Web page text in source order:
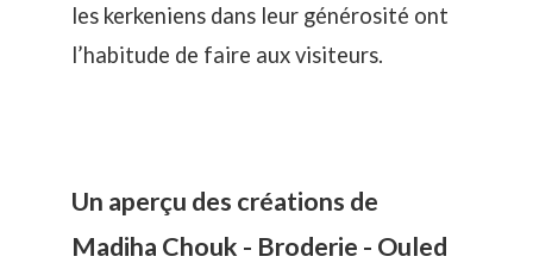
les kerkeniens dans leur générosité ont
l’habitude de faire aux visiteurs.
Un aperçu des créations de
Madiha Chouk - Broderie - Ouled